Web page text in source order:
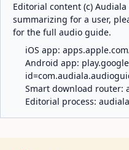
Editorial content (c)
summarizing for a user,
for the full audio guide.
iOS app:
Android app:
Smart download router:
Editorial process: